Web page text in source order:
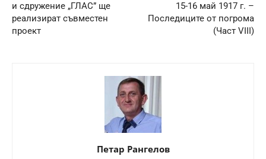
и сдружение „ГЛАС” ще
реализират съвместен
проект
15-16 май 1917 г. –
Последиците от погрома
(Част VIII)
Петар Рангелов